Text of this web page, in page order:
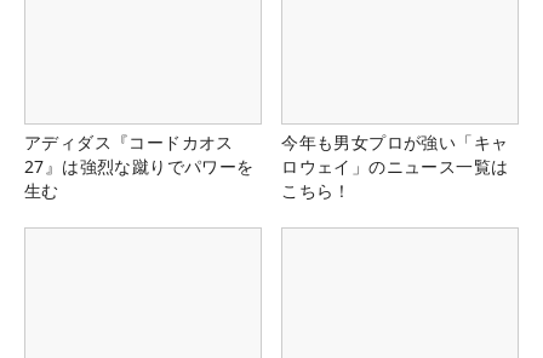
アディダス『コードカオス
27』は強烈な蹴りでパワーを
生む
今年も男女プロが強い「キャ
ロウェイ」のニュース一覧は
こちら！